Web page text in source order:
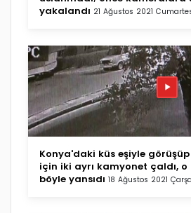
yakalandı 21 Ağustos 2021
Konya'daki küs eşiyle
için iki ayrı kamyonet çaldı,
böyle yansıdı 18 Ağustos 2021